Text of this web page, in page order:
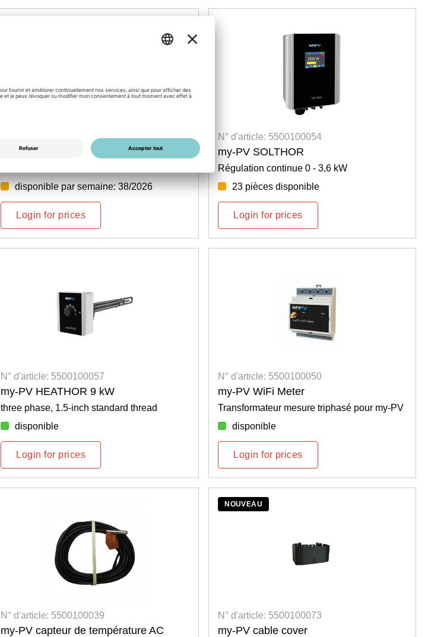
N° d'article: 5500100060
my-PV immersion heater 9kW
disponible par semaine: 38/2026
Login for prices
N° d'article: 5500100054
my-PV SOLTHOR
Régulation continue 0 - 3,6 kW
23 pièces disponible
Login for prices
N° d'article: 5500100057
my-PV HEATHOR 9 kW
three phase, 1.5-inch standard thread
disponible
Login for prices
N° d'article: 5500100050
my-PV WiFi Meter
Transformateur mesure triphasé pour my-PV
disponible
Login for prices
N° d'article: 5500100039
my-PV capteur de température AC
NOUVEAU
N° d'article: 5500100073
my-PV cable cover